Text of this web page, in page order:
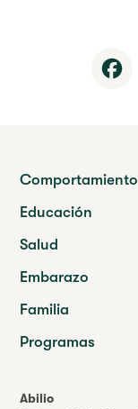
Abilio
Comportamiento
Educación
Salud
Embarazo
Familia
Programas